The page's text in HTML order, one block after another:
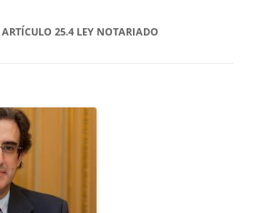
ARTÍCULO 25.4 LEY NOTARIADO